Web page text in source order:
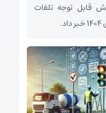
قابل توجه تلفات